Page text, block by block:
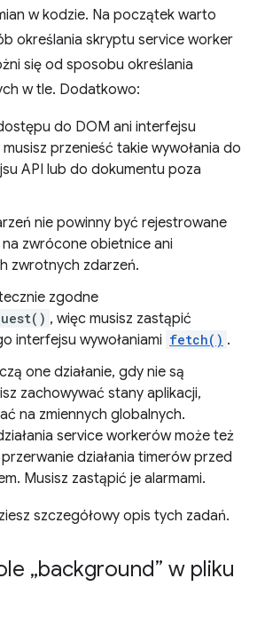
w kodzie. Na początek warto
określania skryptu service worker
się od sposobu określania
w tle. Dodatkowo:
do DOM ani interfejsu
musisz przenieść takie wywołania do
API lub do dokumentu poza
nie powinny być rejestrowane
zwrócone obietnice ani
zwrotnych zdarzeń.
zgodne
, więc musisz zastąpić
interfejsu wywołaniami fetch() .
one działanie, gdy nie są
zachowywać stany aplikacji,
na zmiennych globalnych.
service workerów może też
działania timerów przed
Musisz zastąpić je alarmami.
szczegółowy opis tych zadań.
„background” w pliku